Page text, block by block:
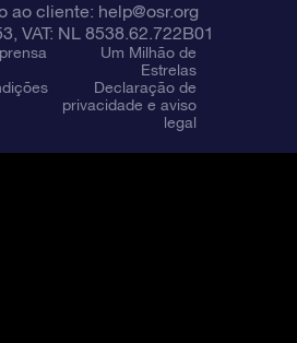
ao cliente: help@osr.org
VAT: NL 8538.62.722B01
Um Milhão de
Estrelas
Declaração de
privacidade e aviso
legal